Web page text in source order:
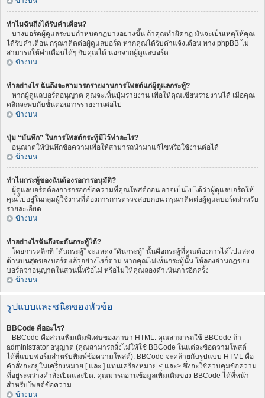
ทำไมฉันถึงได้รับคำเตือน?
บางบอร์ดผู้ดูแลระบบกำหนดกฏบางอย่างขึ้น ถ้าคุณทำผิดกฏ มันจะเป็นเหตุให้คุณ
ได้รับคำเตือน กรุณาติดต่อผู้ดูแลบอร์ด หากคุณได้รับคำแจ้งเตือน ทาง phpBB ไม่
สามารถให้คำเตือนได้ๆ กับคุณได้ นอกจากผู้ดูแลบอร์ด
ข้างบน
ทำอย่างไร ฉันถึงจะสามารถรายงานการโพสต์แก่ผู้ดูแลกระทู้?
หากผู้ดูแลบอร์ดอนุญาต คุณจะเห็นปุ่มรายงาน เพื่อให้คุณเขียนรายงานได้ เมื่อคุณ
คลิกจะพบกับขั้นตอนการรายงานต่อไป
ข้างบน
ปุ่ม “บันทึก” ในการโพสต์กระทู้มีไว้ทำอะไร?
อนุณาตให้บันทึกข้อความเพื่อให้สามารถนำมาแก้ไขหรือใช้งานต่อได้
ข้างบน
ทำไมกระทู้ของฉันต้องรอการอนุมัติ?
ผู้ดูแลบอร์ดต้องการกรอกข้อความที่คุณโพสต์ก่อน อาจเป็นไปได้ว่าผู้ดุแลบอร์ดให้
คุณไปอยู่ในกลุ่มผู้ใช้งานที่ต้องการการตรวจสอบก่อน กรุณาติดต่อผู้ดูแลบอร์ดสำหรับ
รายละเอียด
ข้างบน
ทำอย่างไรฉันถึงจะดันกระทู้ได้?
โดยการคลิกที่ “ดันกระทู้” จะแสดง “ดันกระทู้” นั้นคือกระทู้ที่คุณต้องการได้ไปแสดง
ด้านบนสุดของบอร์ดแล้วอย่างไรก็ตาม หากคุณไม่เห็นกระทู้นั้น ให้ลองอ่านกฏของ
บอร์ดว่าอนุญาตในส่วนนี้หรือไม่ หรือไม่ให้คุณลองดำเนินการอีกครั้ง
ข้างบน
รูปแบบและชนิดของหัวข้อ
BBCode คืออะไร?
BBCode คือส่วนเพิ่มเติมพิเศษของภาษา HTML. คุณสามารถใช้ BBCode ถ้า
administrator อนุญาต (คุณสามารถสั่งไม่ให้ใช้ BBCode ในแต่ละข้อความโพสต์
ได้ที่แบบฟอร์มสำหรับพิมพ์ข้อความโพสต์). BBCode จะคล้ายกับรูปแบบ HTML คือ
คำสั่งจะอยู่ในเครื่องหมาย [ และ ] แทนเครื่องหมาย < และ> ซึ่งจะใช้ควบคุมข้อความ
ที่อยู่ระหว่างคำสั่งเปิดและปิด. คุณมารถอ่านข้อมูลเพิ่มเติมของ BBCode ได้ที่หน้า
สำหรับโพสต์ข้อความ.
ข้างบน